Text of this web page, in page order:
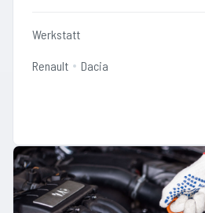
Werkstatt
Renault Dacia